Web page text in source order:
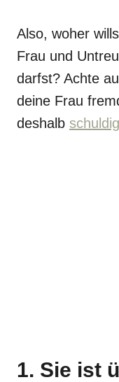
Also, woher
Frau und
darfst? Achte
deine Frau
deshalb
1. Sie ist